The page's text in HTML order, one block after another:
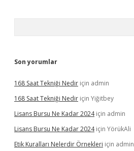
Son yorumlar
168 Saat Tekniği Nedir için admin
168 Saat Tekniği Nedir için Yiğitbey
Lisans Bursu Ne Kadar 2024için admin
Lisans Bursu Ne Kadar 2024için YörükAli
Etik Kuralları Nelerdir Örnekleri için admin